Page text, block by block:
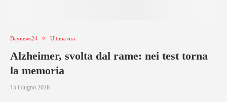
Daynews24 Ultima ora
Alzheimer, svolta dal rame: nei test torna
la memoria
15 Giugno 2026